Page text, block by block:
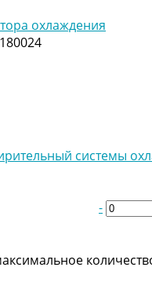
-
охлаждения